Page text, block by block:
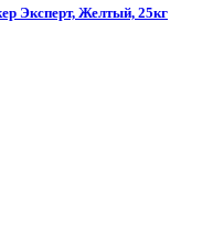
Эксперт, Желтый, 25кг